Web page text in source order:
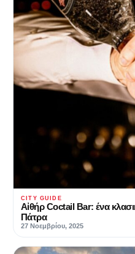
CITY GUIDE
Αἰθήρ Coctail Bar: ένα
Πάτρα
27 Νοεμβρίου, 2025